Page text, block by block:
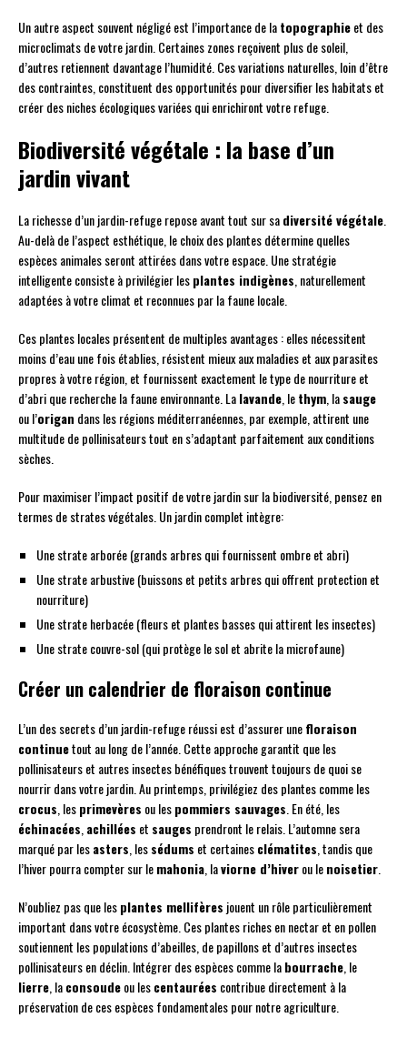
Un autre aspect souvent négligé est l’importance de latopographieet des
microclimats de votre jardin. Certaines zones reçoivent plus de soleil,
d’autres retiennent davantage l’humidité. Ces variations naturelles, loin d’être
des contraintes, constituent des opportunités pour diversifier les habitats et
créer des niches écologiques variées qui enrichiront votre refuge.
Biodiversité végétale : la base d’un
jardin vivant
La richesse d’un jardin-refuge repose avant tout sur sadiversité végétale
Au-delà de l’aspect esthétique, le choix des plantes détermine quelles
espèces animales seront attirées dans votre espace. Une stratégie
intelligente consiste à privilégier lesplantes indigènes , naturellement
adaptées à votre climat et reconnues par la faune locale.
Ces plantes locales présentent de multiples avantages : elles nécessitent
moins d’eau une fois établies, résistent mieux aux maladies et aux parasites
propres à votre région, et fournissent exactement le type de nourriture et
d’abri que recherche la faune environnante. Lalavande , lethym , lasauge
ou l’origan dans les régions méditerranéennes, par exemple, attirent une
multitude de pollinisateurs tout en s’adaptant parfaitement aux conditions
sèches.
Pour maximiser l’impact positif de votre jardin sur la biodiversité, pensez en
termes de strates végétales. Un jardin complet intègre:
Une strate arborée (grands arbres qui fournissent ombre et abri)
Une strate arbustive (buissons et petits arbres qui offrent protection et
nourriture)
Une strate herbacée (fleurs et plantes basses qui attirent les insectes)
Une strate couvre-sol (qui protège le sol et abrite la microfaune)
Créer un calendrier de floraison continue
L’un des secrets d’un jardin-refuge réussi est d’assurer unefloraison
continuetout au long de l’année. Cette approche garantit que les
pollinisateurs et autres insectes bénéfiques trouvent toujours de quoi se
nourrir dans votre jardin. Au printemps, privilégiez des plantes comme les
crocus , lesprimevères ou lespommiers sauvages . En été, les
échinacées achillées et sauges prendront le relais. L’automne sera
marqué par lesasters , lessédums et certainesclématites , tandis que
l’hiver pourra compter sur lemahonia , laviorne d’hiverou lenoisetier
N’oubliez pas que lesplantes mellifères jouent un rôle particulièrement
important dans votre écosystème. Ces plantes riches en nectar et en pollen
soutiennent les populations d’abeilles, de papillons et d’autres insectes
pollinisateurs en déclin. Intégrer des espèces comme labourrache , le
lierre , laconsoudeou lescentaurées contribue directement à la
préservation de ces espèces fondamentales pour notre agriculture.